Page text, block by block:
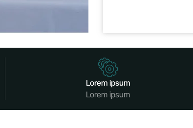
Lorem ipsum
Lorem ipsum